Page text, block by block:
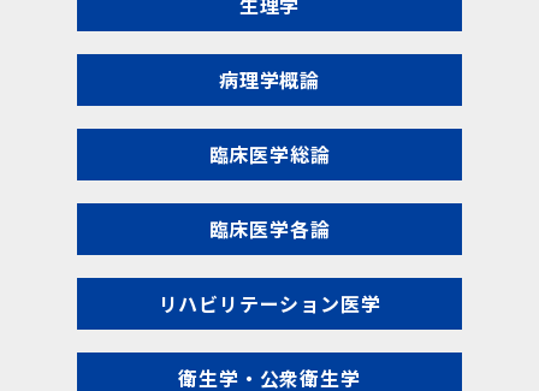
病理学概論
臨床医学総論
臨床医学各論
リハビリテーション医学
衛生学・公衆衛生学